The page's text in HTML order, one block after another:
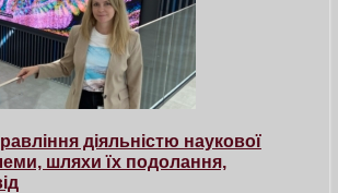
діяльністю наукової
шляхи їх подолання,